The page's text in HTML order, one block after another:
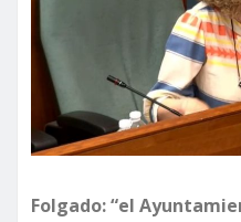
Folgado: “el